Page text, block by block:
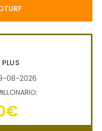
08-2026